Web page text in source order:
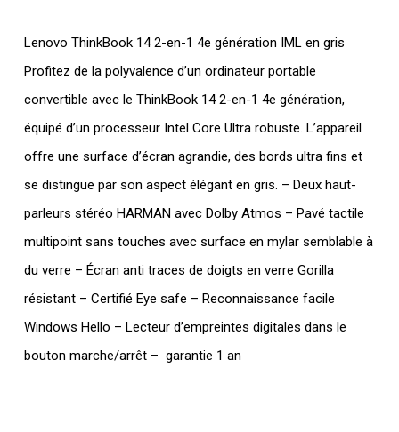
Lenovo ThinkBook 14 2-en-1 4e génération IML en gris
Profitez de la polyvalence d’un ordinateur portable
convertible avec le ThinkBook 14 2-en-1 4e génération,
équipé d’un processeur Intel Core Ultra robuste. L’appareil
offre une surface d’écran agrandie, des bords ultra fins et
se distingue par son aspect élégant en gris. – Deux haut-
parleurs stéréo HARMAN avec Dolby Atmos – Pavé tactile
multipoint sans touches avec surface en mylar semblable à
du verre – Écran anti traces de doigts en verre Gorilla
résistant – Certifié Eye safe – Reconnaissance facile
Windows Hello – Lecteur d’empreintes digitales dans le
bouton marche/arrêt – garantie 1 an